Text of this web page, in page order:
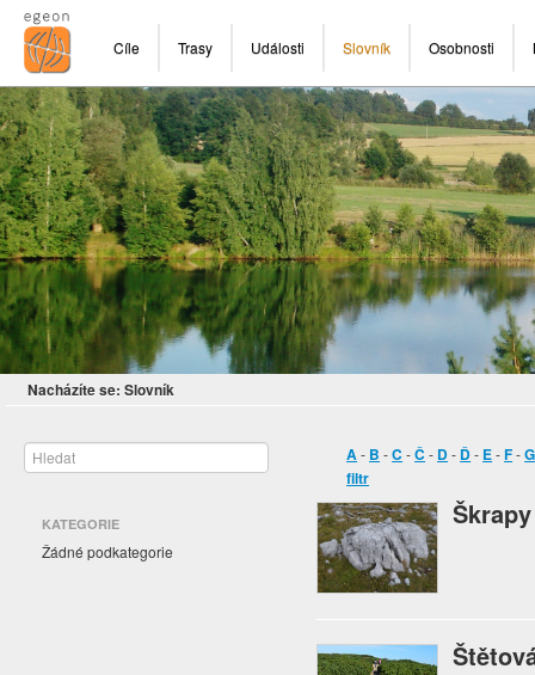
Cíle Trasy Události Slovník Osobnosti
Nacházíte se: Slovník
KATEGORIE
Žádné podkategorie
A- B -C -Č - D- Ď- E-F-G
filtr
Škrapy